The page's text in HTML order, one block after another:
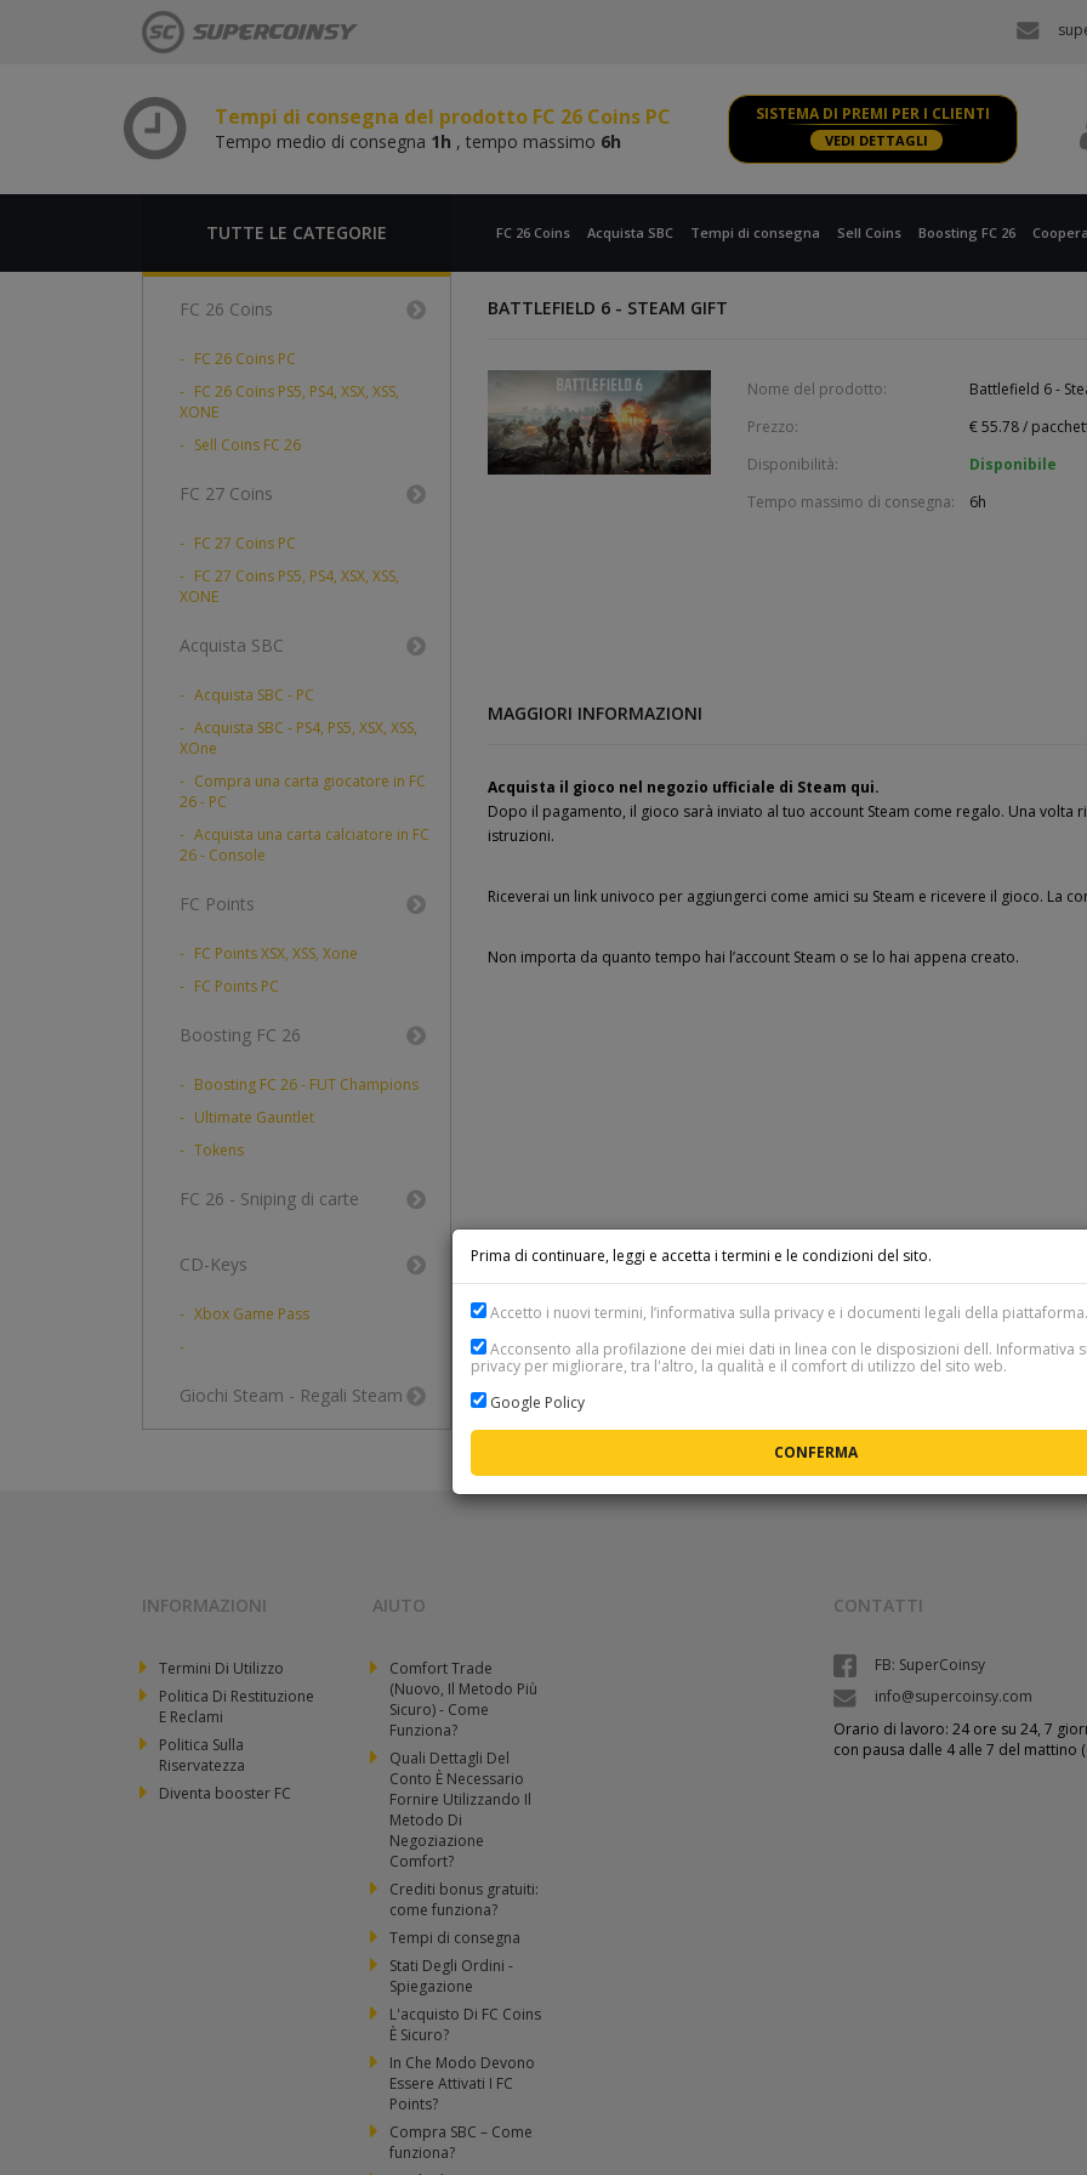
Tempi di consegna del prodotto FC 26 Coins PC
Tempo medio di consegna 1h , tempo massimo 6h
SISTEMA DI PREMI PER I CLIENTI
VEDI DETTAGLI
TUTTE LE CATEGORIE FC 26 Coins Acquista SBC Tempi di consegna Sell Coins Boosting FC 26
FC 26 Coins
FC 26 Coins PC
FC 26 Coins PS5, PS4, XSX, XSS,
XONE
Sell Coins FC 26
FC 27 Coins
FC 27 Coins PC
FC 27 Coins PS5, PS4, XSX, XSS,
XONE
Acquista SBC
Acquista SBC - PC
Acquista SBC - PS4, PS5, XSX, XSS,
XOne
Compra una carta giocatore in FC
26 - PC
Acquista una carta calciatore in FC
26 - Console
FC Points
FC Points XSX, XSS, Xone
FC Points PC
Boosting FC 26
Boosting FC 26 - FUT Champions
Ultimate Gauntlet
Tokens
FC 26 - Sniping di carte
CD-Keys
Xbox Game Pass
Giochi Steam - Regali Steam
BATTLEFIELD 6 - STEAM GIFT
Nome del prodotto:
Battlefield 6 -
Prezzo:
€55.78/
Disponibilità:
Disponibile
Tempo massimo di consegna:
6h
MAGGIORI INFORMAZIONI
Acquista il gioco nel negozio ufficiale di Steam qui.
Dopo il pagamento, il gioco sarà inviato al tuo account Steam come regalo. Una volta
istruzioni.
Riceverai un link univoco per aggiungerci come amici su Steam e ricevere il gioco. La
Non importa da quanto tempo hai l’account Steam o se lo hai appena creato.
INFORMAZIONI
Termini Di Utilizzo
Politica Di Restituzione
E Reclami
Politica Sulla
Riservatezza
Diventa booster FC
AIUTO
Comfort Trade
(Nuovo, Il Metodo Più
Sicuro) - Come
Funziona?
Quali Dettagli Del
Conto È Necessario
Fornire Utilizzando Il
Metodo Di
Negoziazione
Comfort?
Crediti bonus gratuiti:
come funziona?
Tempi di consegna
Stati Degli Ordini -
Spiegazione
L'acquisto Di FC Coins
È Sicuro?
In Che Modo Devono
Essere Attivati I FC
Points?
Compra SBC – Come
funziona?
CONTATTI
FB: SuperCoinsy
info@supercoinsy.com
Orario di lavoro: 24 ore su 24, 7
con pausa dalle 4 alle 7 del mattino
Prima di continuare, leggi e accetta i termini e le condizioni del sito.
Accetto i nuovi termini, l’informativa sulla privacy e i documenti legali della piattaforma.
Acconsento alla profilazione dei miei dati in linea con le disposizioni dell. Informativa
privacy per migliorare, tra l'altro, la qualità e il comfort di utilizzo del sito web.
Google Policy